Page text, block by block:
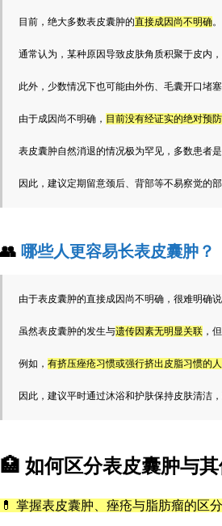
目前，绝大多数表皮囊肿的直接成因尚不明确。
通常认为，某种原因导致皮肤角质积聚于皮内
此外，少数情况下也可能由外伤、毛囊开口堵塞
由于成因尚不明确， 目前没有经证实的绝对预
表皮囊肿自然消退的情况极为罕见，多数患者
因此，建议定期留意颈后、背部等不易察觉的部
👥 哪些人更容易长表皮囊肿？
由于表皮囊肿的直接成因尚不明确，很难明确
虽然表皮囊肿的发生与遗传因素无明显关联 ，
例如， 有挤压痤疮习惯或强行挤出皮脂习惯的人
因此，建议平时通过沐浴和护肤保持皮肤清洁，
🏥 如何区分表皮囊肿与其
💊 掌握表皮囊肿、痤疮与脂肪瘤的区分